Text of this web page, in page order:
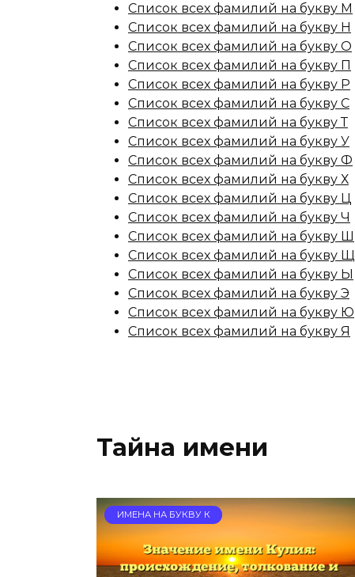
Список всех фамилий на букву М
Список всех фамилий на букву Н
Список всех фамилий на букву О
Список всех фамилий на букву П
Список всех фамилий на букву Р
Список всех фамилий на букву С
Список всех фамилий на букву Т
Список всех фамилий на букву У
Список всех фамилий на букву Ф
Список всех фамилий на букву Х
Список всех фамилий на букву Ц
Список всех фамилий на букву Ч
Список всех фамилий на букву Ш
Список всех фамилий на букву Щ
Список всех фамилий на букву Ы
Список всех фамилий на букву Э
Список всех фамилий на букву Ю
Список всех фамилий на букву Я
Тайна имени
ИМЕНА НА БУКВУ К